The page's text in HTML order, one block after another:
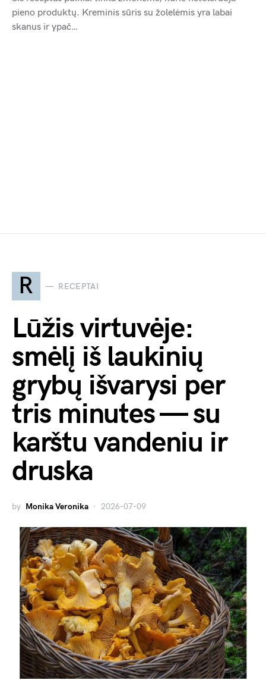
pieno produktų. Kreminis sūris su žolelėmis yra labai
skanus ir ypač…
R RECEPTAI
Lūžis virtuvėje:
smėlį iš laukinių
grybų išvarysi per
tris minutes — su
karštu vandeniu ir
druska
by Monika Veronika 2026-07-09